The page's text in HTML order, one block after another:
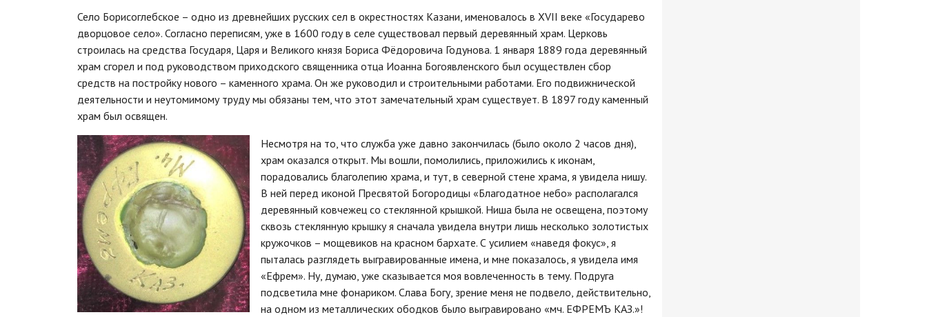
Село Борисоглебское – одно из древнейших русских сел в окрестностях Казани, именовалось в XVII веке «Государево
дворцовое село». Согласно переписям, уже в 1600 году в селе существовал первый деревянный храм. Церковь
строилась на средства Государя, Царя и Великого князя Бориса Фёдоровича Годунова. 1 января 1889 года деревянный
храм сгорел и под руководством приходского священника отца Иоанна Богоявленского был осуществлен сбор
средств на постройку нового – каменного храма. Он же руководил и строительными работами. Его подвижнической
деятельности и неутомимому труду мы обязаны тем, что этот замечательный храм существует. В 1897 году каменный
храм был освящен.
Несмотря на то, что служба уже давно закончилась (было около 2 часов дня),
храм оказался открыт. Мы вошли, помолились, приложились к иконам,
порадовались благолепию храма, и тут, в северной стене храма, я увидела нишу.
В ней перед иконой Пресвятой Богородицы «Благодатное небо» располагался
деревянный ковчежец со стеклянной крышкой. Ниша была не освещена, поэтому
сквозь стеклянную крышку я сначала увидела внутри лишь несколько золотистых
кружочков – мощевиков на красном бархате. С усилием «наведя фокус», я
пыталась разглядеть выгравированные имена, и мне показалось, я увидела имя
«Ефрем». Ну, думаю, уже сказывается моя вовлеченность в тему. Подруга
подсветила мне фонариком. Слава Богу, зрение меня не подвело, действительно,
на одном из металлических ободков было выгравировано «мч. ЕФРЕМЪ КАЗ.»!